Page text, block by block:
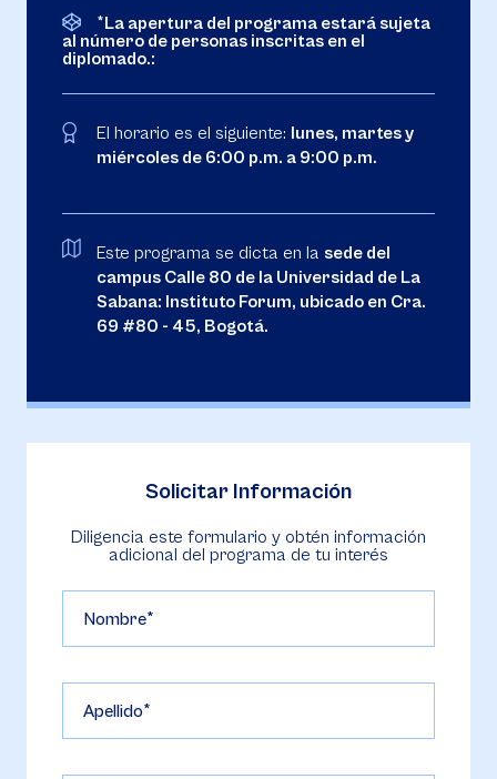
*La apertura del programa estará sujeta
al número de personas inscritas en el
diplomado.:
El horario es el siguiente: lunes, martes y
miércoles de 6:00 p.m. a 9:00 p.m.
Este programa se dicta en la sede del
campus Calle 80 de la Universidad de La
Sabana: Instituto Forum, ubicado en Cra.
69 #80 - 45, Bogotá.
Solicitar Información
Diligencia este formulario y obtén información
adicional del programa de tu interés
Nombre
Apellido